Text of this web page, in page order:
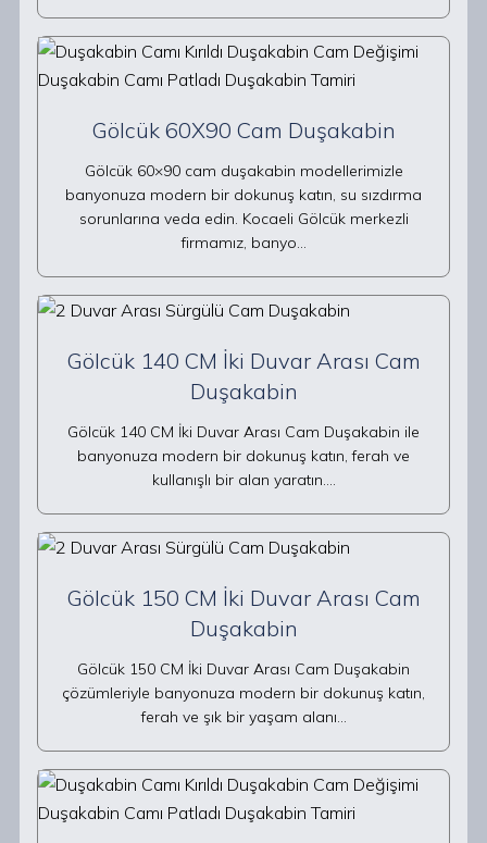
Gölcük 60X90 Cam Duşakabin
Gölcük 60×90 cam duşakabin modellerimizle
banyonuza modern bir dokunuş katın, su sızdırma
sorunlarına veda edin. Kocaeli Gölcük merkezli
firmamız, banyo…
Gölcük 140 CM İki Duvar Arası Cam
Duşakabin
Gölcük 140 CM İki Duvar Arası Cam Duşakabin ile
banyonuza modern bir dokunuş katın, ferah ve
kullanışlı bir alan yaratın.…
Gölcük 150 CM İki Duvar Arası Cam
Duşakabin
Gölcük 150 CM İki Duvar Arası Cam Duşakabin
çözümleriyle banyonuza modern bir dokunuş katın,
ferah ve şık bir yaşam alanı…